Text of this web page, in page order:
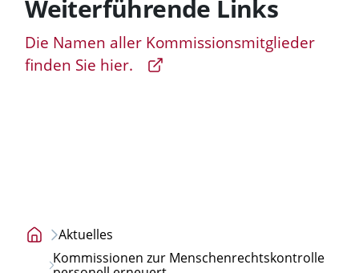
Weiterführende Links
Die Namen aller Kommissionsmitglieder
finden Sie hier.
Startseite
Aktuelles
Kommissionen zur Menschenrechtskontrolle